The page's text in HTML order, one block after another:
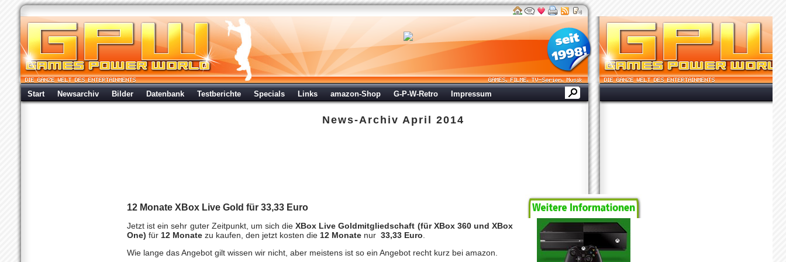
Start Newsarchiv Bilder Datenbank Testberichte Specials Links amazon-Shop G-P-W-Retro Impressum
News-Archiv April 2014
12 Monate XBox Live Gold für 33,33 Euro
Jetzt ist ein sehr guter Zeitpunkt, um sich dieXBox Live Goldmitgliedschaft (für XBox 360 und XBox
One) für 12 Monate zu kaufen, den jetzt kosten die 12 Monate nur 33,33 Euro
Wie lange das Angebot gilt wissen wir nicht, aber meistens ist so ein Angebot recht kurz bei amazon.